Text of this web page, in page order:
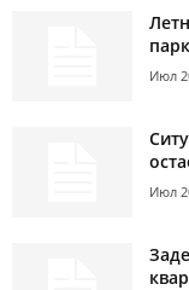
Июл
Июл